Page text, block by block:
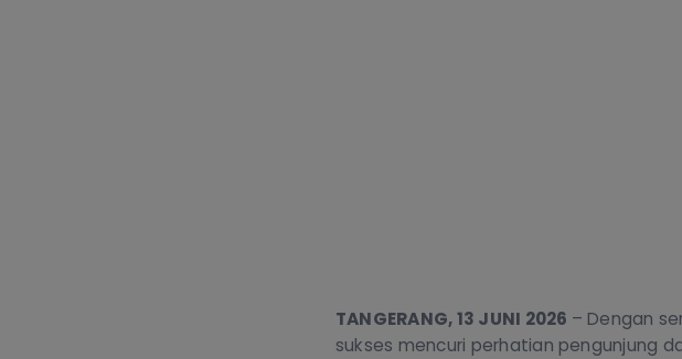
TANGERANG, 13 JUNI 2026 – Dengan
sukses mencuri perhatian pengunjung